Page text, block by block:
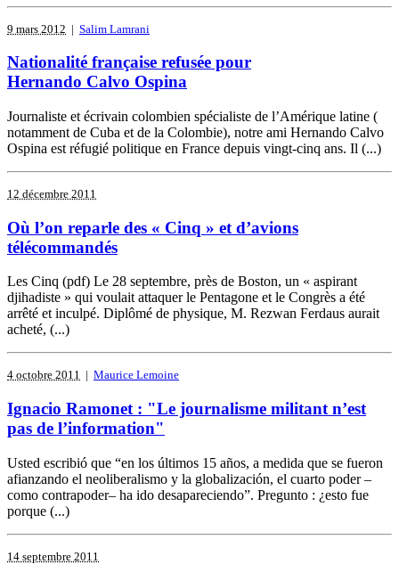
9 mars 2012 | Salim Lamrani
Nationalité française refusée pour
Hernando Calvo Ospina
Journaliste et écrivain colombien spécialiste de l’Amérique latine (
notamment de Cuba et de la Colombie), notre ami Hernando Calvo
Ospina est réfugié politique en France depuis vingt-cinq ans. Il (...)
12 décembre 2011
Où l’on reparle des « Cinq » et d’avions
télécommandés
Les Cinq (pdf) Le 28 septembre, près de Boston, un « aspirant
djihadiste » qui voulait attaquer le Pentagone et le Congrès a été
arrêté et inculpé. Diplômé de physique, M. Rezwan Ferdaus aurait
acheté, (...)
4 octobre 2011 | Maurice Lemoine
Ignacio Ramonet : "Le journalisme militant n’est
pas de l’information"
Usted escribió que “en los últimos 15 años, a medida que se fueron
afianzando el neoliberalismo y la globalización, el cuarto poder –
como contrapoder– ha ido desapareciendo”. Pregunto : ¿esto fue
porque (...)
14 septembre 2011